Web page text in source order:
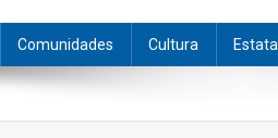
Comunidades Cultura Estatal